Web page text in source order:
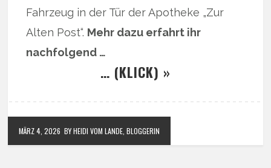
Fahrzeug in der Tür der Apotheke „Zur
Alten Post“. Mehr dazu erfahrt ihr
nachfolgend …
… (KLICK) »
MÄRZ 4, 2026 BY HEIDI VOM LANDE, BLOGGERIN